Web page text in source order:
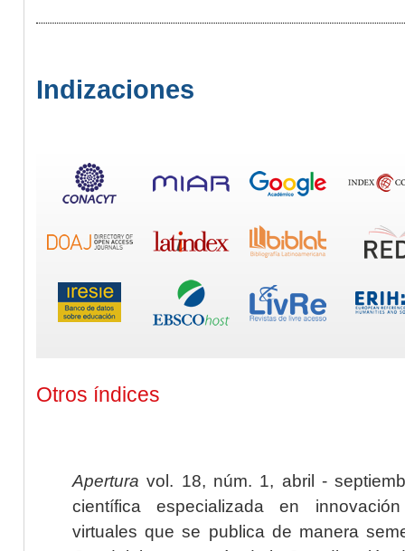
Indizaciones
Otros índices
Apertura vol. 18, núm. 1, abril -
científica especializada en
virtuales que se publica de manera